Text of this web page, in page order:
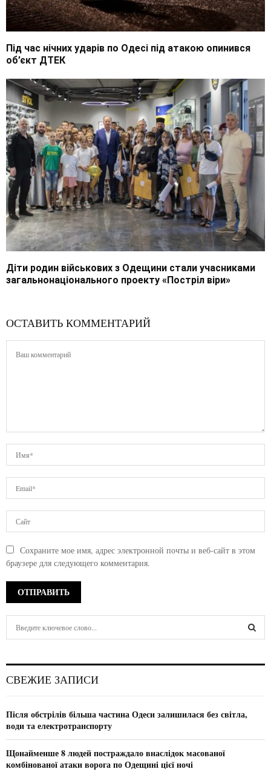
Під час нічних ударів по Одесі під атакою опинився
об’єкт ДТЕК
Діти родин військових з Одещини стали учасниками
загальнонаціонального проекту «Постріл віри»
ОСТАВИТЬ КОММЕНТАРИЙ
Сохраните мое имя, адрес электронной почты и веб-сайт в этом
браузере для следующего комментария.
h
o
r
СВЕЖИЕ ЗАПИСИ
Після обстрілів більша частина Одеси залишилася без світла,
води та електротранспорту
Щонайменше 8 людей постраждало внаслідок масованої
комбінованої атаки ворога по Одещині цієї ночі